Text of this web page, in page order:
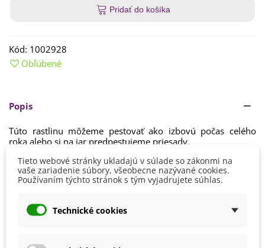
Pridať do košíka
Kód: 1002928
Obľúbené
Popis
Túto rastlinu môžeme pestovať ako izbovú počas celého
roka alebo si na jar predpestujeme priesady.
Ide oteplomilnú rastlinu, ktorá sa hodí ako pre poľné
pestovanie, tak aj pre pestovanie v skleníku či fóliovom
kryte.
predpestovaním semien sa začína v mesiaci apríl
Najskôr je trebanarušiť obal semien a máčať ich 24
Semienka sadíme do hĺbky
. Rastliny vyžadujú
Čítaj viac
Tieto webové stránky ukladajú v súlade so zákonmi na
vaše zariadenie súbory, všeobecne nazývané cookies.
Používaním týchto stránok s tým vyjadrujete súhlas.
Technické cookies